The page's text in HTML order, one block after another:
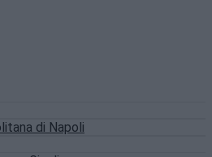
di Napoli